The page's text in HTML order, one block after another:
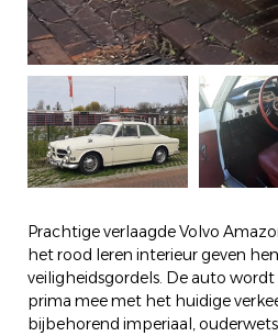
Prachtige verlaagde Volvo
het rood leren interieur geven
veiligheidsgordels. De auto
prima mee met het huidige
bijbehorend imperiaal,